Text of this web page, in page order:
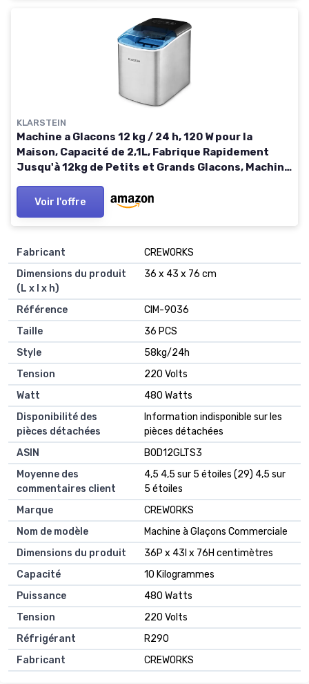
KLARSTEIN
Machine a Glacons 12 kg / 24 h, 120 W pour la
Maison, Capacité de 2,1L, Fabrique Rapidement
Jusqu'à 12kg de Petits et Grands Glacons, Machine
Voir l'offre
Fabricant
‎CREWORKS
Dimensions du produit
(L x l x h)
‎36 x 43 x 76 cm
Référence
‎CIM-9036
Taille
‎36 PCS
Style
‎58kg/24h
Tension
‎220 Volts
Watt
‎480 Watts
Disponibilité des
pièces détachées
‎Information indisponible sur les
pièces détachées
ASIN
B0D12GLTS3
Moyenne des
commentaires client
4,5 4,5 sur 5 étoiles (29) 4,5 sur
5 étoiles
Marque
CREWORKS
Nom de modèle
Machine à Glaçons Commerciale
Dimensions du produit
36P x 43l x 76H centimètres
Capacité
10 Kilogrammes
Puissance
480 Watts
Tension
220 Volts
Réfrigérant
R290
Fabricant
CREWORKS